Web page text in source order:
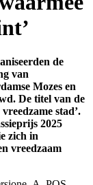
de
van
Mozes en
De titel van de
stad’.
2025
zich in
vreedzaam